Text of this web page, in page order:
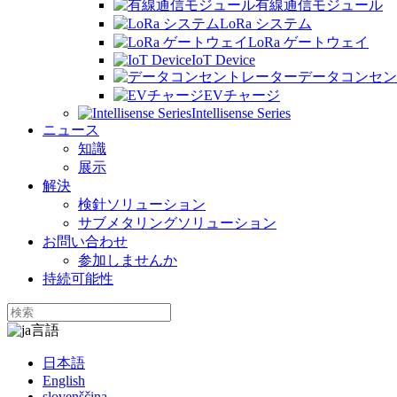
有線通信モジュール
LoRa システム
LoRa ゲートウェイ
IoT Device
データコンセ
EVチャージ
Intellisense Series
ニュース
知識
展示
解決
検針ソリューション
サブメタリングソリューション
お問い合わせ
参加しませんか
持続可能性
言語
日本語
English